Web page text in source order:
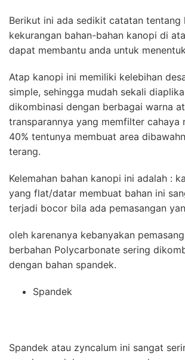
Berikut ini ada sedikit catatan tentang
kekurangan bahan-bahan kanopi di
dapat membantu anda untuk
Atap kanopi ini memiliki kelebihan
simple, sehingga mudah sekali
dikombinasi dengan berbagai warna
transparannya yang memfilter cahaya
40% tentunya membuat area
terang.
Kelemahan bahan kanopi ini adalah :
yang flat/datar membuat bahan ini
terjadi bocor bila ada pemasangan
oleh karenanya kebanyakan
berbahan Polycarbonate sering
dengan bahan spandek.
Spandek
Spandek atau zyncalum ini sangat